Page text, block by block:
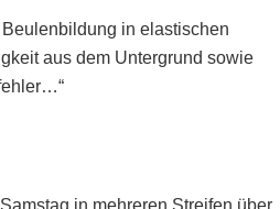
in elastischen
aus dem Untergrund sowie
in mehreren Streifen über